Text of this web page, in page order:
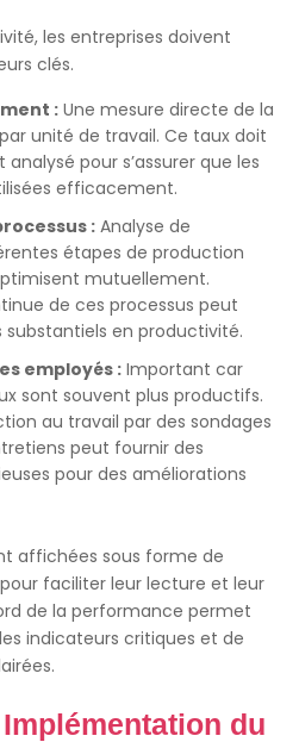
les entreprises doivent
clés.
:Une mesure directe de la
unité de travail. Ce taux doit
pour s’assurer que les
efficacement.
: Analyse de
étapes de production
mutuellement.
de ces processus peut
substantiels en productivité.
employés : Important car
sont souvent plus productifs.
au travail par des sondages
peut fournir des
pour des améliorations
affichées sous forme de
faciliter leur lecture et leur
de la performance permet
indicateurs critiques et de
du